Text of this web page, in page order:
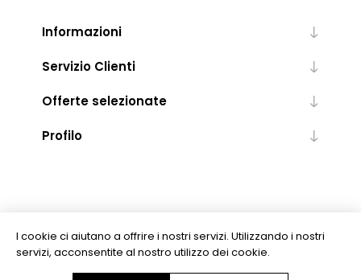
Informazioni
Servizio Clienti
Offerte selezionate
Profilo
I cookie ci aiutano a offrire i nostri servizi. Utilizzando i nostri
servizi, acconsentite al nostro utilizzo dei cookie.